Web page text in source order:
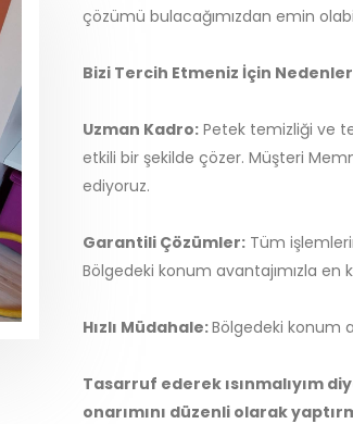
çözümü bulacağımızdan emin
Bizi Tercih Etmeniz İçin Nedenler
Uzman Kadro:Petek temizliği ve
etkili bir şekilde çözer. Müşteri
ediyoruz.
Garantili Çözümler:Tüm
Bölgedeki konum avantajımızla en
Hızlı Müdahale:Bölgedeki konum
Tasarruf ederek ısınmalıyım
onarımını düzenli olarak